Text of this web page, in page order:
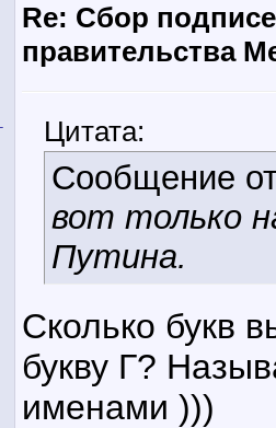
Re: Сбор
правительства
Цитата:
Сообщение
вот только
Путина.
Сколько букв
букву Г?
именами )))